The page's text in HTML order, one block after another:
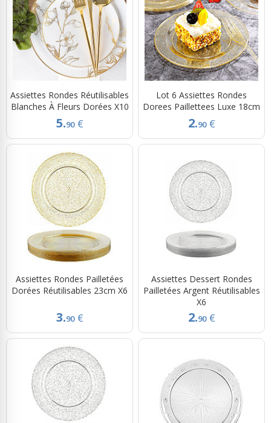
Assiettes Rondes Réutilisables
Blanches À Fleurs Dorées X10
5.90 €
Lot 6 Assiettes Rondes
Dorees Paillettees Luxe 18cm
2.90 €
Assiettes Rondes Pailletées
Dorées Réutilisables 23cm X6
3.90 €
Assiettes Dessert Rondes
Pailletées Argent Réutilisables
X6
2.90 €